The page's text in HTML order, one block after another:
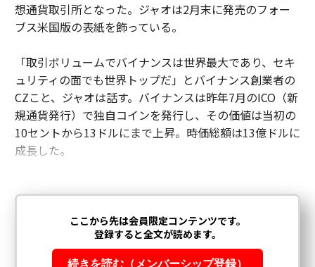
想通貨取引所となった。ジャオは2月末に発売のフォー
ブス米国版の表紙を飾っている。
「取引ボリュームでバイナンスは世界最大であり、セキ
ュリティの面でも世界トップだ」とバイナンス創業者の
CZこと、ジャオは話す。バイナンスは昨年7月のICO（新
規通貨発行）で独自コインを発行し、その価値は当初の
10セントから13ドルにまで上昇。時価総額は13億ドルに
成長した。